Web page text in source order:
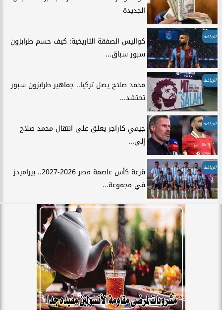
الجديدة
الرياضة
كواليس الصفقة التاريخية: كيف حسم طرابزون
سبور سباق...
الرياضة
محمد صلاح يصل تركيا.. جماهير طرابزون سبور
تحتشد...
الرياضة
جيمي كاراجر يعلق على انتقال محمد صلاح
إلى...
الرياضة
قرعة كأس عاصمة مصر 2026-2027.. بيراميدز
في مجموعة...